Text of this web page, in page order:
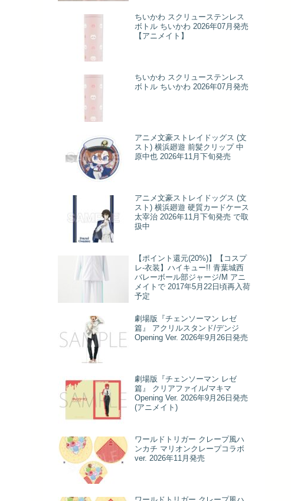
ちいかわ スクリューステンレス
ボトル ちいかわ 2026年07月発売
【アニメイト】
ちいかわ スクリューステンレス
ボトル ちいかわ 2026年07月発売
アニメ文豪ストレイドッグス (文
スト) 横浜廻遊 前髪クリップ 中
原中也 2026年11月下旬発売
アニメ文豪ストレイドッグス (文
スト) 横浜廻遊 硬質カードケース
太宰治 2026年11月下旬発売 で取
扱中
【ポイント還元(20%)】【コスプ
レ-衣装】ハイキュー!! 青葉城西
バレーボール部ジャージ/M アニ
メイトで 2017年5月22日頃再入荷
予定
劇場版『チェンソーマン レゼ
篇』 アクリルスタンド/デンジ
Opening Ver. 2026年9月26日発売
劇場版『チェンソーマン レゼ
篇』 クリアファイル/マキマ
Opening Ver. 2026年9月26日発売
(アニメイト)
ワールドトリガー クレープ風ハ
ンカチ マリオンクレープコラボ
ver. 2026年11月発売